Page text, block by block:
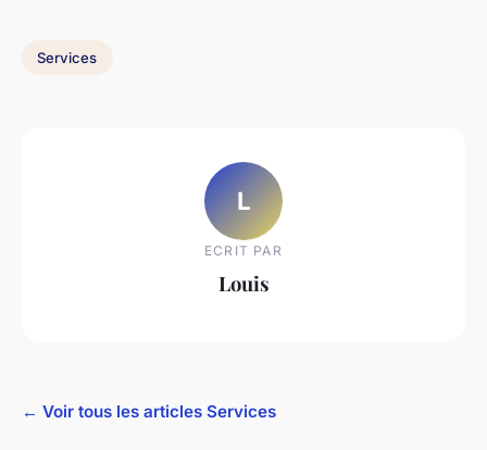
Services
L
ECRIT PAR
Louis
← Voir tous les articles Services